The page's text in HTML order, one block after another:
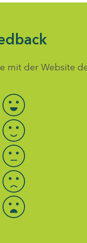
mit der Website
auswählen